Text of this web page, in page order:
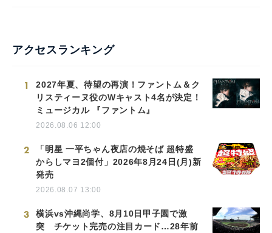
アクセスランキング
1
2027年夏、待望の再演！ファントム＆ク
リスティーヌ役のWキャスト4名が決定！
ミュージカル 『ファントム』
2026.08.06 12:00
2
「明星 一平ちゃん夜店の焼そば 超特盛
からしマヨ2個付」2026年8月24日(月)新
発売
2026.08.07 13:00
3
横浜vs沖縄尚学、8月10日甲子園で激
突 チケット完売の注目カード…28年前